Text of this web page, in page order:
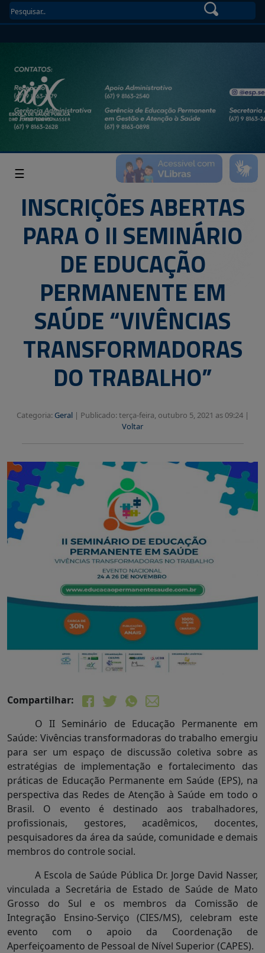
☰
INSCRIÇÕES ABERTAS
PARA O II SEMINÁRIO
DE EDUCAÇÃO
PERMANENTE EM
SAÚDE “VIVÊNCIAS
TRANSFORMADORAS
DO TRABALHO”
Categoria: Geral| Publicado: terça-feira, outubro 5, 2021 as 09:24 |
Voltar
Compartilhar:
O II Seminário de Educação Permanente em
Saúde: Vivências transformadoras do trabalho emergiu
para ser um espaço de discussão coletiva sobre as
estratégias de implementação e fortalecimento das
práticas de Educação Permanente em Saúde (EPS), na
perspectiva das Redes de Atenção à Saúde em todo o
Brasil. O evento é destinado aos trabalhadores,
profissionais, gestores, acadêmicos, docentes,
pesquisadores da área da saúde, comunidade e demais
membros do controle social.
A Escola de Saúde Pública Dr. Jorge David Nasser,
vinculada a Secretária de Estado de Saúde de Mato
Grosso do Sul e os membros da Comissão de
Integração Ensino-Serviço (CIES/MS), celebram este
evento com o apoio da Coordenação de
Aperfeiçoamento de Pessoal de Nível Superior (CAPES).